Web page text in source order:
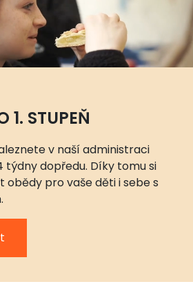
1. STUPEŇ
v naší administraci
týdny dopředu. Díky tomu si
obědy pro vaše děti i sebe s